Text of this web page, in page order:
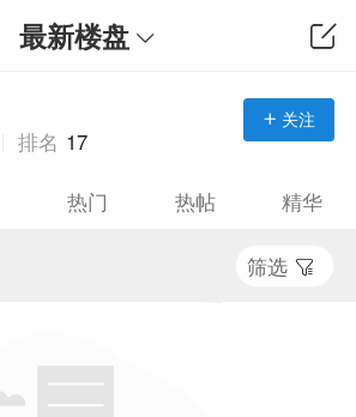
最新楼盘
关注
排名 17
热门 热帖 精华
筛选